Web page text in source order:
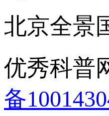
北京全景
优秀科普
备